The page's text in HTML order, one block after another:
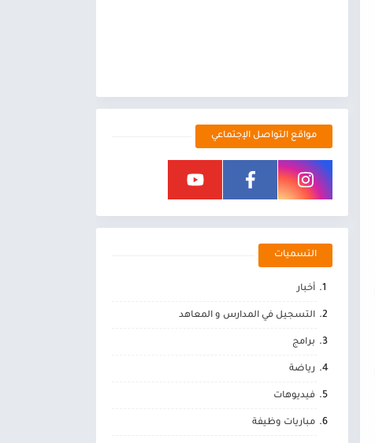
مواقع التواصل الإجتماعي
التسميات
أخبار
التسجيل في المدارس و المعاهد
برامج
رياضة
فيديوهات
مباريات وظيفة